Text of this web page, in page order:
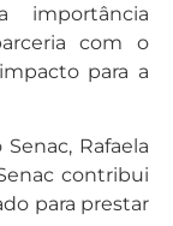
com o
para a
Rafaela
contribui
para prestar